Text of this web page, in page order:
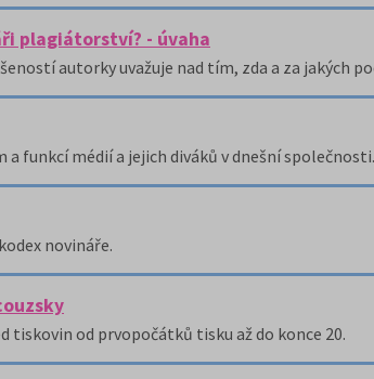
plagiátorství? - úvaha
autorky uvažuje nad tím, zda a za jakých
a funkcí médií a jejich diváků v dnešní společnosti.
novináře.
tiskovin od prvopočátků tisku až do konce 20.